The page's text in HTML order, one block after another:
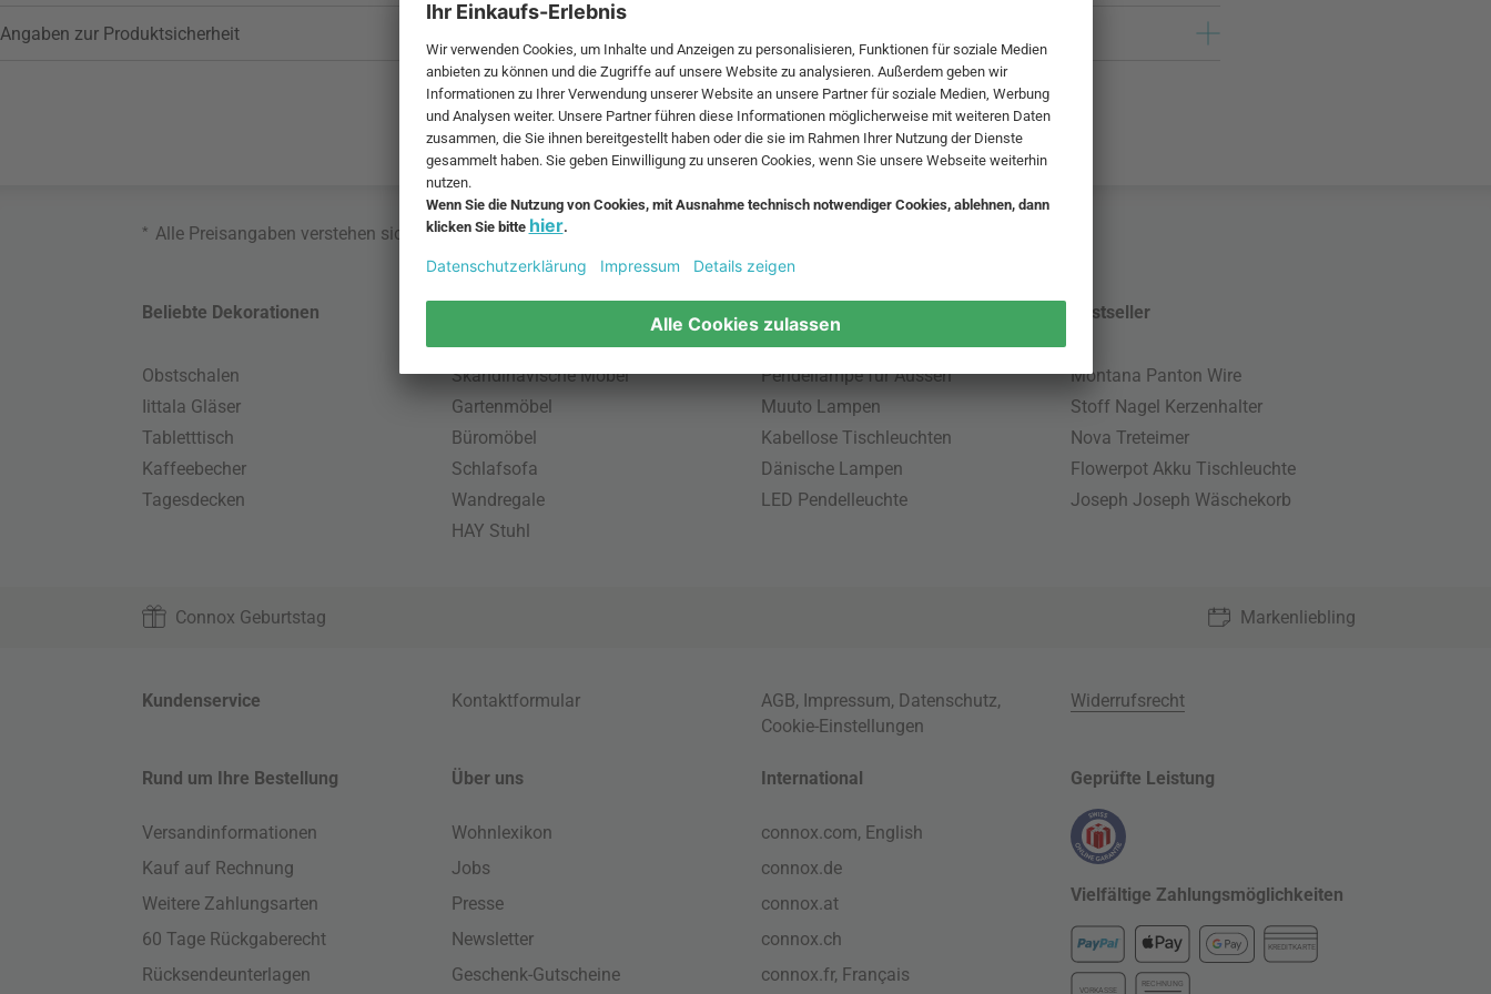
Angaben zur Produktsicherheit
* Alle Preisangaben verstehen sich inklusive MwSt. und zzgl.
Beliebte Dekorationen
Obstschalen
Iittala Gläser
Tabletttisch
Kaffeebecher
Tagesdecken
Skandinavische Möbel
Gartenmöbel
Büromöbel
Schlafsofa
Wandregale
HAY Stuhl
Beliebte Leuchten
Pendellampe für Aussen
Muuto Lampen
Kabellose Tischleuchten
Dänische Lampen
LED Pendelleuchte
Bestseller
Montana Panton Wire
Stoff Nagel Kerzenhalter
Nova Treteimer
Flowerpot Akku Tischleuchte
Joseph Joseph Wäschekorb
Connox Geburtstag Markenliebling
Kundenservice Kontaktformular AGB, Impressum, Datenschutz,
Cookie-Einstellungen
Widerrufsrecht
Rund um Ihre Bestellung
Versandinformationen
Kauf auf Rechnung
Weitere Zahlungsarten
60 Tage Rückgaberecht
Rücksendeunterlagen
Über uns
Wohnlexikon
Jobs
Presse
Newsletter
Geschenk-Gutscheine
International
connox.com, English
connox.de
connox.at
connox.ch
connox.fr, Français
Geprüfte Leistung
Vielfältige Zahlungsmöglichkeiten
KREDITKARTE
VORKASSE
RECHNUNG